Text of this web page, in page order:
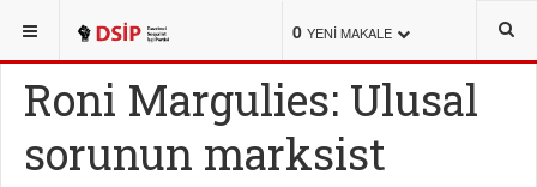
0 YENI MAKALE
BURADASINIZ: TEMEL METİNLER MAKALELER
Roni Margulies: Ulusal
sorunun marksist